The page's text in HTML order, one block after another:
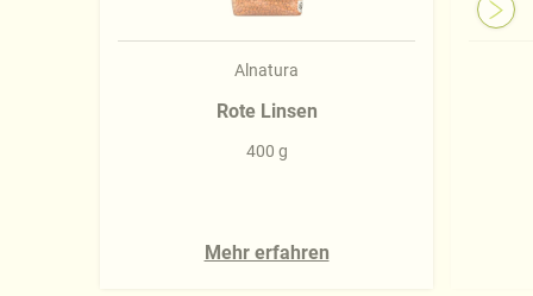
Alnatura
Rote Linsen
400 g
Mehr erfahren